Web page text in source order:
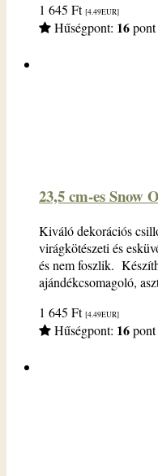
1 645 Ft [4.49EUR]
Hűségpont: 16pont
23,5 cm-es Snow
Kiváló dekorációs
virágkötészeti és
és nem foszlik.
ajándékcsomagoló,
1 645 Ft [4.49EUR]
Hűségpont: 16pont